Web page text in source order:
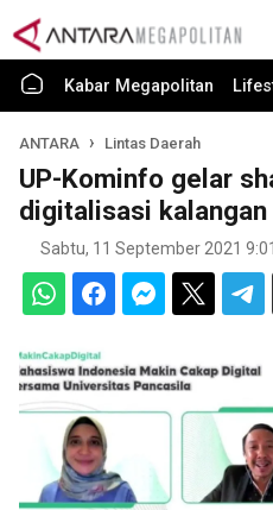
Kabar Megapolitan
ANTARA Lintas Daerah
UP-Kominfo gelar
digitalisasi kalangan
Sabtu, 11 September 2021 9:01